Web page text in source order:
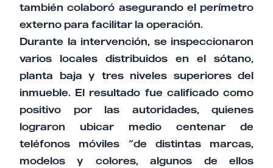
también colaboró asegurando el perímetro
externo para facilitar la operación.
Durante la intervención, se inspeccionaron
varios locales distribuidos en el sótano,
planta baja y tres niveles superiores del
inmueble. El resultado fue calificado como
positivo por las autoridades, quienes
lograron ubicar medio centenar de
teléfonos móviles “de distintas marcas,
modelos y colores, algunos de ellos